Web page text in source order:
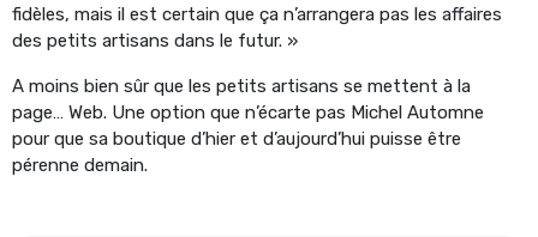
fidèles, mais il est certain que ça n’arrangera pas les affaires
des petits artisans dans le futur. »
A moins bien sûr que les petits artisans se mettent à la
page… Web. Une option que n’écarte pas Michel Automne
pour que sa boutique d’hier et d’aujourd’hui puisse être
pérenne demain.